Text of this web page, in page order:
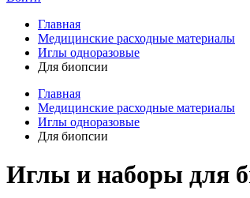
Главная
Медицинские расходные материалы
Иглы одноразовые
Для биопсии
Главная
Медицинские расходные материалы
Иглы одноразовые
Для биопсии
Иглы и наборы для